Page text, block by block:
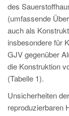
MAGMA China
EN
ZH
MAGMA Indien
EN
MAGMA Korea
EN
des
(umfassende
auch als
insbesondere für
GJV gegenüber
die Konstruktion
(Tabelle 1).
Unsicherheiten
reproduzierbaren